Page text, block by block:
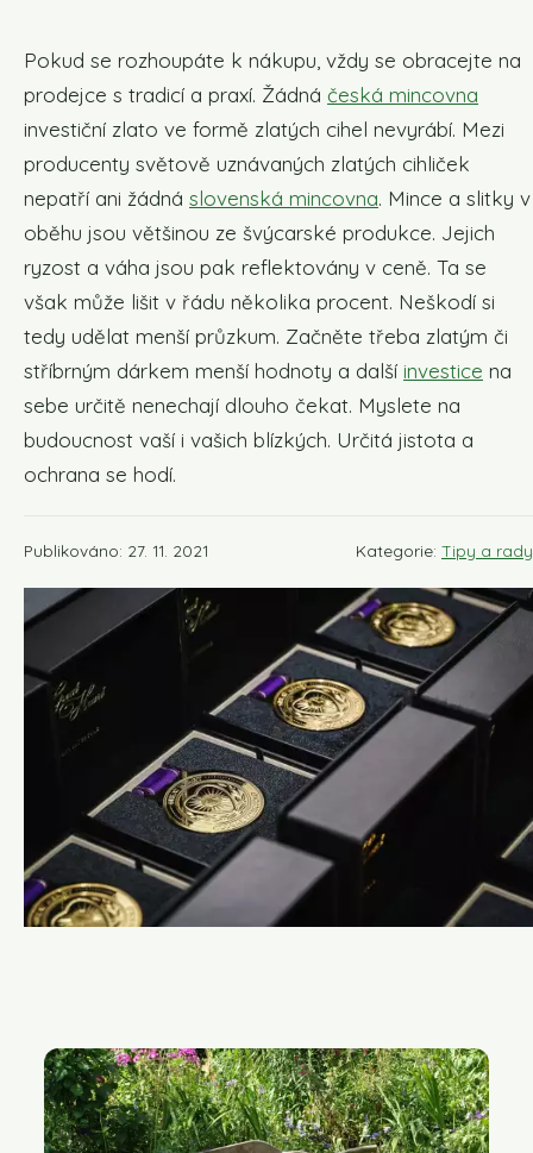
Pokud se rozhoupáte k nákupu, vždy se obracejte na
prodejce s tradicí a praxí. Žádná česká mincovna
investiční zlato ve formě zlatých cihel nevyrábí. Mezi
producenty světově uznávaných zlatých cihliček
nepatří ani žádná slovenská mincovna. Mince a slitky v
oběhu jsou většinou ze švýcarské produkce. Jejich
ryzost a váha jsou pak reflektovány v ceně. Ta se
však může lišit v řádu několika procent. Neškodí si
tedy udělat menší průzkum. Začněte třeba zlatým či
stříbrným dárkem menší hodnoty a další investice na
sebe určitě nenechají dlouho čekat. Myslete na
budoucnost vaší i vašich blízkých. Určitá jistota a
ochrana se hodí.
Publikováno: 27. 11. 2021 Kategorie: Tipy a rady